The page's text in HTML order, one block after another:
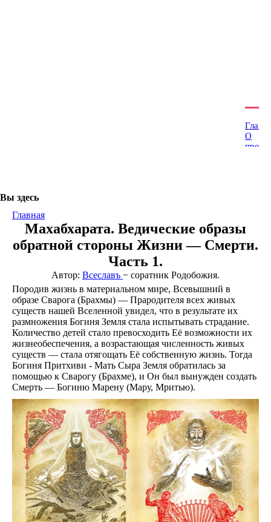
О
-
Песни
птицы
и
Земли
Речи
Вы здесь
Главная
Махабхарата. Ведические образы
обратной стороны Жизни — Смерти.
Часть 1.
Автор: Всеславъ − соратник Родобожия.
Породив жизнь в материальном мире, Всевышний в
образе Сварога (Брахмы) — Прародителя всех живых
существ нашей Вселенной увидел, что в результате их
размножения Богиня Земля стала испытывать страдание.
Количество детей стало превосходить Её возможности их
жизнеобеспечения, а возрастающая численность живых
существ — стала отягощать Её собственную жизнь. Тогда
Богиня Притхиви - Мать Сыра Земля обратилась за
помощью к Сварогу (Брахме), и Он был вынужден создать
Смерть — Богиню Марену (Мару, Мритью).